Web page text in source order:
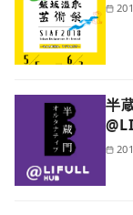
半